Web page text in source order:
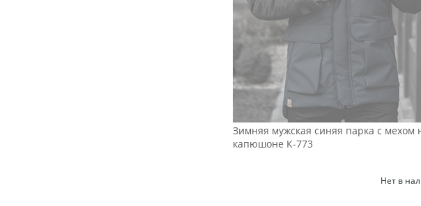
Зимняя мужская синяя парка с мехом
капюшоне К-773
Нет в